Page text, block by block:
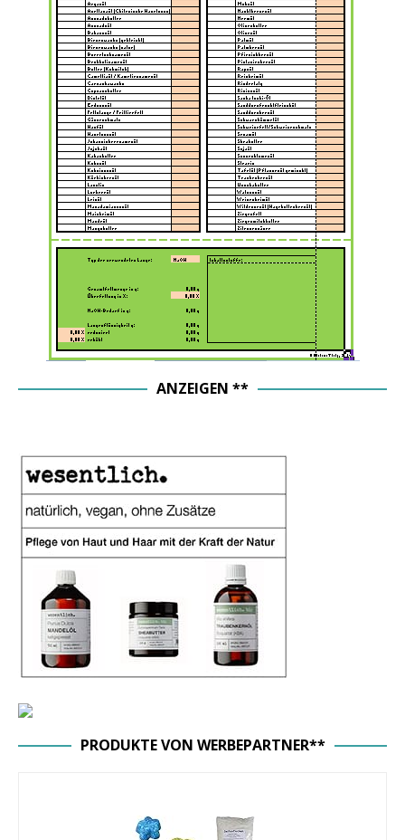
ANZEIGEN **
PRODUKTE VON WERBEPARTNER**